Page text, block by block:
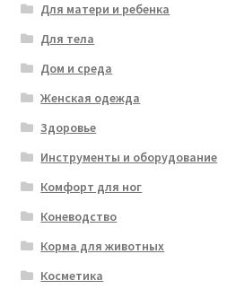
Для матери и ребенка
Для тела
Дом и среда
Женская одежда
Здоровье
Инструменты и оборудование
Комфорт для ног
Коневодство
Корма для животных
Косметика